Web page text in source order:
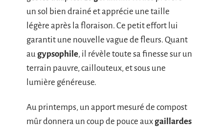
un sol bien drainé et apprécie une taille
légère après la floraison. Ce petit effort lui
garantit une nouvelle vague de fleurs. Quant
au gypsophile, il révèle toute sa finesse sur un
terrain pauvre, caillouteux, et sous une
lumière généreuse.
Au printemps, un apport mesuré de compost
mûr donnera un coup de pouce aux gaillardes